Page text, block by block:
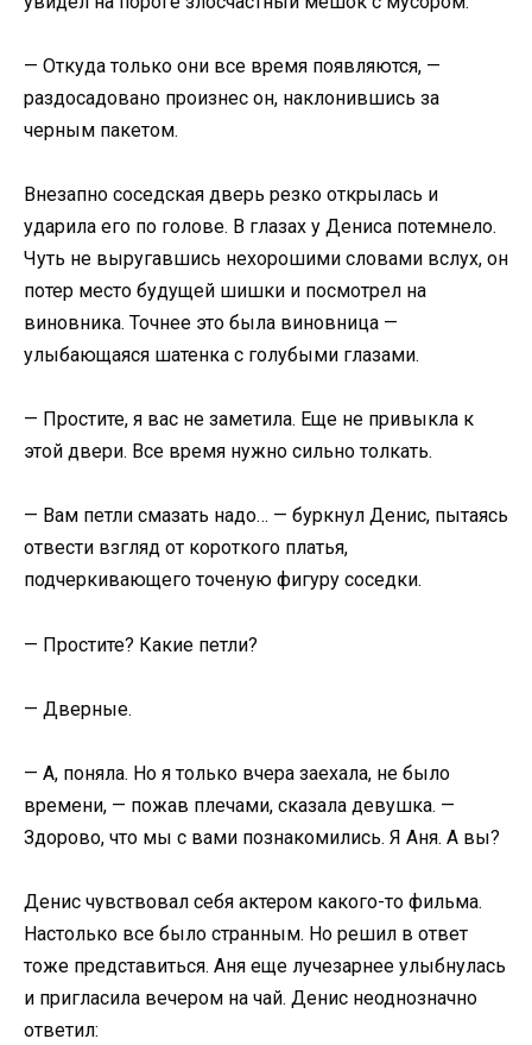
— Откуда только они все время появляются, —
раздосадовано произнес он, наклонившись за
черным пакетом.
Внезапно соседская дверь резко открылась и
ударила его по голове. В глазах у Дениса потемнело.
Чуть не выругавшись нехорошими словами вслух, он
потер место будущей шишки и посмотрел на
виновника. Точнее это была виновница —
улыбающаяся шатенка с голубыми глазами.
— Простите, я вас не заметила. Еще не привыкла к
этой двери. Все время нужно сильно толкать.
— Вам петли смазать надо… — буркнул Денис, пытаясь
отвести взгляд от короткого платья,
подчеркивающего точеную фигуру соседки.
— Простите? Какие петли?
— Дверные.
— А, поняла. Но я только вчера заехала, не было
времени, — пожав плечами, сказала девушка. —
Здорово, что мы с вами познакомились. Я Аня. А вы?
Денис чувствовал себя актером какого-то фильма.
Настолько все было странным. Но решил в ответ
тоже представиться. Аня еще лучезарнее улыбнулась
и пригласила вечером на чай. Денис неоднозначно
ответил: